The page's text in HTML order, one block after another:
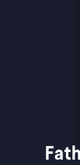
de
"A film to